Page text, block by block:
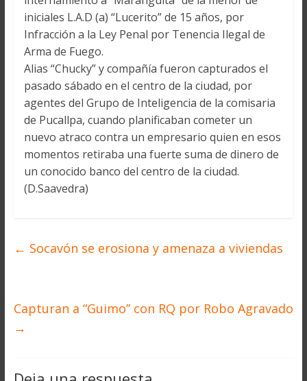
iniciales L.A.D (a) “Lucerito” de 15 años, por
Infracción a la Ley Penal por Tenencia Ilegal de
Arma de Fuego.
Alias “Chucky” y compañía fueron capturados el
pasado sábado en el centro de la ciudad, por
agentes del Grupo de Inteligencia de la comisaria
de Pucallpa, cuando planificaban cometer un
nuevo atraco contra un empresario quien en esos
momentos retiraba una fuerte suma de dinero de
un conocido banco del centro de la ciudad.
(D.Saavedra)
← Socavón se erosiona y amenaza a viviendas
Capturan a “Guimo” con RQ por Robo Agravado
→